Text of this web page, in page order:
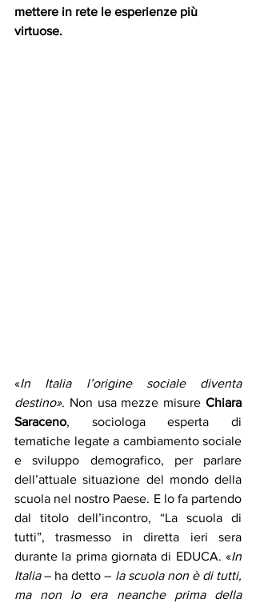
mettere in rete le esperienze più
virtuose.
«In Italia l’origine sociale diventa
destino». Non usa mezze misure Chiara
Saraceno, sociologa esperta di
tematiche legate a cambiamento sociale
e sviluppo demografico, per parlare
dell’attuale situazione del mondo della
scuola nel nostro Paese. E lo fa partendo
dal titolo dell’incontro, “La scuola di
tutti”, trasmesso in diretta ieri sera
durante la prima giornata di EDUCA. «In
Italia – ha detto – la scuola non è di tutti,
ma non lo era neanche prima della